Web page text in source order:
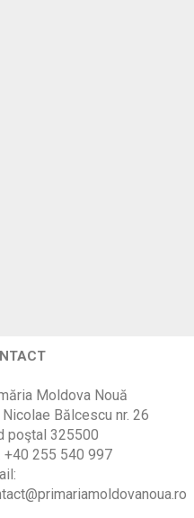
Moldova Nouă
Nicolae Bălcescu nr. 26
poştal 325500
+40 255 540 997